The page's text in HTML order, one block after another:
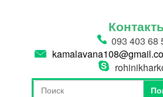
093 403 68